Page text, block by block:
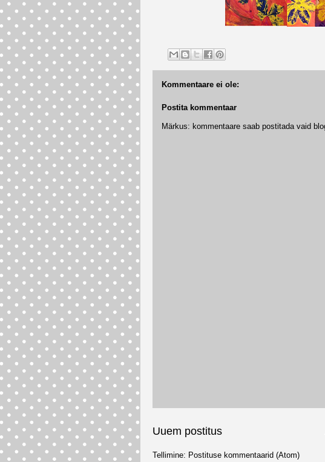
Kommentaare ei ole:
Postita kommentaar
Märkus: kommentaare saab postitada vaid
Uuem postitus
Tellimine: Postituse kommentaarid (Atom)